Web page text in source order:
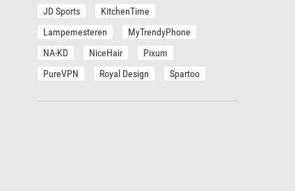
JD Sports
KitchenTime
Lampemesteren
MyTrendyPhone
NA-KD
NiceHair
Pixum
PureVPN
Royal Design Spartoo